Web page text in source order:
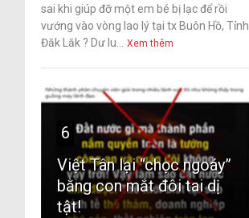
sai khi giúp đỡ một em bé bị lạc để rồi
vướng vào vòng lao lý tại tx Buôn Hồ, Tỉnh
Đăk Lăk ? Dư lu...
Xem thêm
6
Việt Tân lại “chọc ngoáy”
bằng con mắt đôi tai dị
tật!